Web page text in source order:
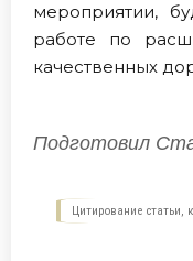
мероприятии,
работе по
качественных
Подготовил
Цитирование статьи,